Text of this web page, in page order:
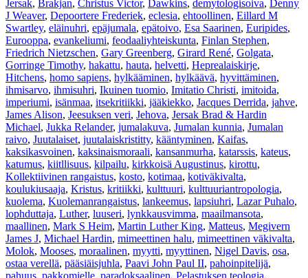
Jersak, Brakjan, Christus Victor, Dawkins, demytologisoiva, Denny
J Weaver, Depoortere Frederiek, eclesia, ehtoollinen, Eillard M
Swartley, eläinuhri, epäjumala, epätoivo, Esa Saarinen, Euripides,
Eurooppa, evankeliumi, feodaaliyhteiskunta, Finlan Stephen,
Friedrich Nietzschen, Gary Greenberg, Girard René, Golgata,
Gorringe Timothy, hakattu, hauta, helvetti, Heprealaiskirje,
Hitchens, homo sapiens, hylkääminen, hylkäävä, hyvittäminen,
ihmisarvo, ihmisuhri, Ikuinen tuomio, Imitatio Christi, imitoida,
imperiumi, isänmaa, itsekritiikki, jääkiekko, Jacques Derrida, jahve,
James Alison, Jeesuksen veri, Jehova, Jersak Brad & Hardin
Michael, Jukka Relander, jumalakuva, Jumalan kunnia, Jumalan
raivo, Juutalaiset, juutalaiskristitty, kääntyminen, Kaifas,
kaksikasvoinen, kaksinaismoraali, kansanmurha, katarssis, kateus,
katumus, kiitllisuus, kilpailu, kirkkoisä Augustinus, kirottu,
Kollektiivinen rangaistus, kosto, kotimaa, kotiväkivalta,
koulukiusaaja, Kristus, kritiikki, kulttuuri, kulttuuriantropologia,
kuolema, Kuolemanrangaistus, lankeemus, lapsiuhri, Lazar Puhalo,
lophduttaja, Luther, luuseri, lynkkausvimma, maailmansota,
maallinen, Mark S Heim, Martin Luther King, Matteus, Megivern
James J, Michael Hardin, mimeettinen halu, mimeettinen väkivalta,
Molok, Mooses, moraalinen, myytti, myyttinen, Nigel Davis, osa,
ostaa verellä, pääsiäisjuhla, Paavi John Paul II, pahoinpitelijä,
pahuus, pakkomielle, paradoksaalinen, Pelastuksen teologia,